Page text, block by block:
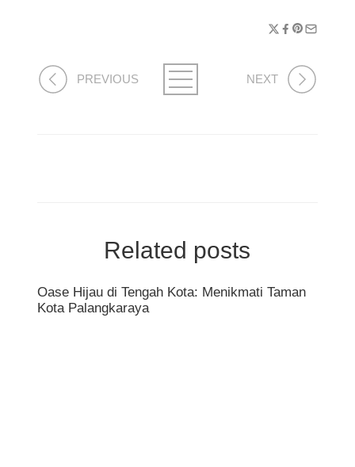
PREVIOUS NEXT
Related posts
Oase Hijau di Tengah Kota: Menikmati Taman
Kota Palangkaraya